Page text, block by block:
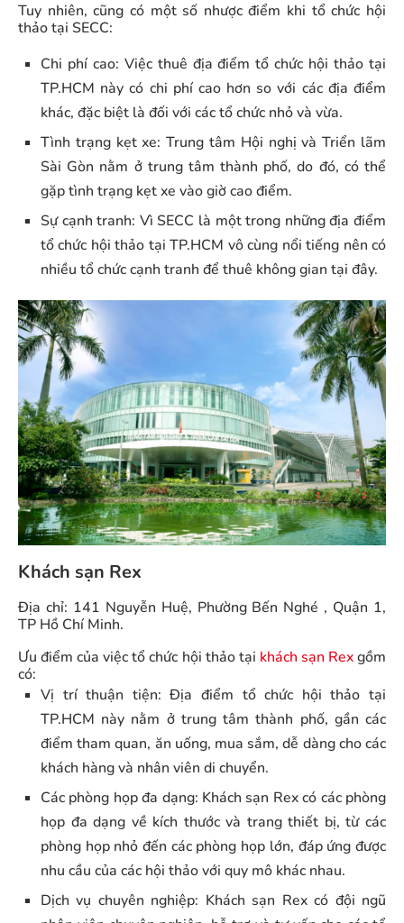
Tuy nhiên, cũng có một số nhược điểm khi tổ chức hội
thảo tại SECC:
Chi phí cao: Việc thuê địa điểm tổ chức hội thảo tại
TP.HCM này có chi phí cao hơn so với các địa điểm
khác, đặc biệt là đối với các tổ chức nhỏ và vừa.
Tình trạng kẹt xe: Trung tâm Hội nghị và Triển lãm
Sài Gòn nằm ở trung tâm thành phố, do đó, có thể
gặp tình trạng kẹt xe vào giờ cao điểm.
Sự cạnh tranh: Vì SECC là một trong những địa điểm
tổ chức hội thảo tại TP.HCM vô cùng nổi tiếng nên có
nhiều tổ chức cạnh tranh để thuê không gian tại đây.
Khách sạn Rex
Địa chỉ: 141 Nguyễn Huệ, Phường Bến Nghé , Quận 1,
TP Hồ Chí Minh.
Ưu điểm của việc tổ chức hội thảo tại khách sạn Rexgồm
có:
Vị trí thuận tiện: Địa điểm tổ chức hội thảo tại
TP.HCM này nằm ở trung tâm thành phố, gần các
điểm tham quan, ăn uống, mua sắm, dễ dàng cho các
khách hàng và nhân viên di chuyển.
Các phòng họp đa dạng: Khách sạn Rex có các phòng
họp đa dạng về kích thước và trang thiết bị, từ các
phòng họp nhỏ đến các phòng họp lớn, đáp ứng được
nhu cầu của các hội thảo với quy mô khác nhau.
Dịch vụ chuyên nghiệp: Khách sạn Rex có đội ngũ